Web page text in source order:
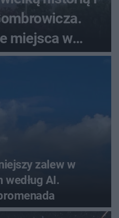
miejsca w
zalew w
AI.